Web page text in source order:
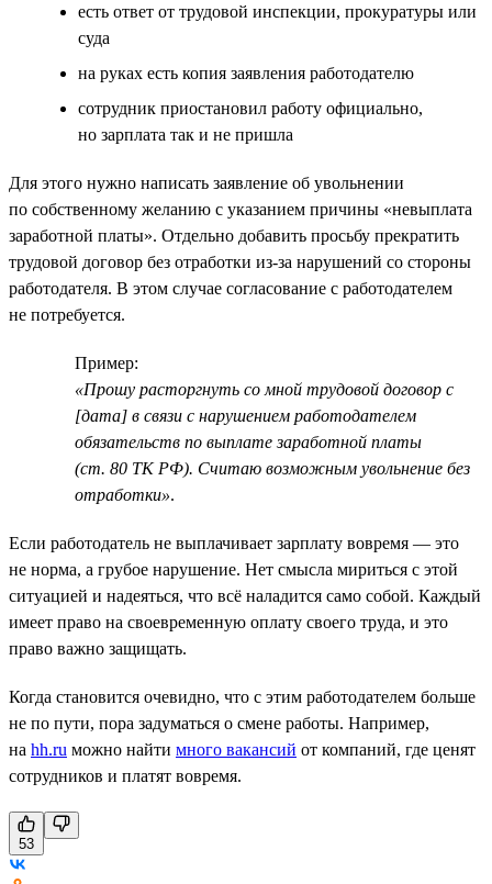
есть ответ от трудовой инспекции, прокуратуры или
суда
на руках есть копия заявления работодателю
сотрудник приостановил работу официально,
но зарплата так и не пришла
Для этого нужно написать заявление об увольнении
по собственному желанию с указанием причины «невыплата
заработной платы». Отдельно добавить просьбу прекратить
трудовой договор без отработки из-за нарушений со стороны
работодателя. В этом случае согласование с работодателем
не потребуется.
Пример:
«Прошу расторгнуть со мной трудовой договор с
[дата] в связи с нарушением работодателем
обязательств по выплате заработной платы
(ст. 80 ТК РФ). Считаю возможным увольнение без
отработки».
Если работодатель не выплачивает зарплату вовремя — это
не норма, а грубое нарушение. Нет смысла мириться с этой
ситуацией и надеяться, что всё наладится само собой. Каждый
имеет право на своевременную оплату своего труда, и это
право важно защищать.
Когда становится очевидно, что с этим работодателем больше
не по пути, пора задуматься о смене работы. Например,
на hh.ru можно найти много вакансий от компаний, где ценят
сотрудников и платят вовремя.
53